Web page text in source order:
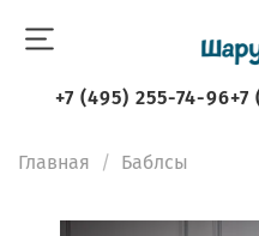
+7 (495) 255-74-96+7
Главная Баблсы